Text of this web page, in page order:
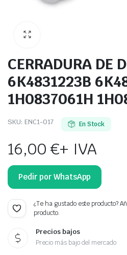
CERRADURA DE
6K4831223B
1H0837061H
SKU: ENC1-017 En Stock
16,00€+ IVA
Pedir por WhatsApp
¿Te ha gustado este producto?
producto.
Precios bajos
Precio más bajo del mercado